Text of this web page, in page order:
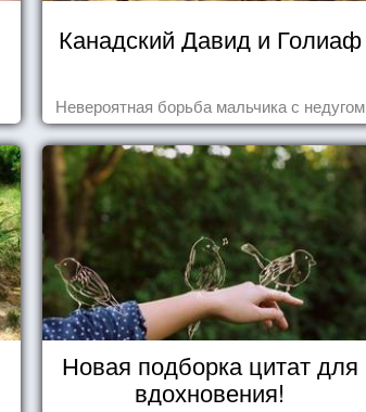
Канадский Давид и Голиаф
Невероятная борьба мальчика с недугом
Новая подборка цитат для
вдохновения!